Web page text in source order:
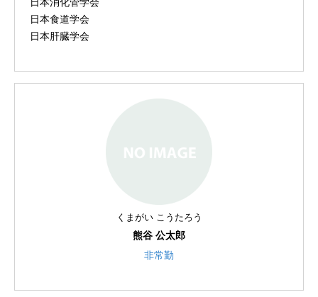
日本食道学会
日本肝臓学会
くまがい こうたろう
熊谷 公太郎
非常勤